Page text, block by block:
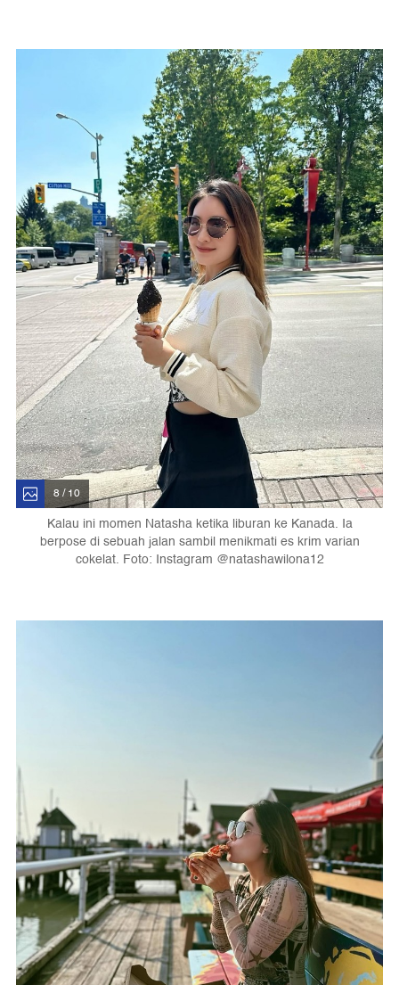
8 / 10
Kalau ini momen Natasha ketika liburan ke Kanada. Ia
berpose di sebuah jalan sambil menikmati es krim varian
cokelat. Foto: Instagram @natashawilona12